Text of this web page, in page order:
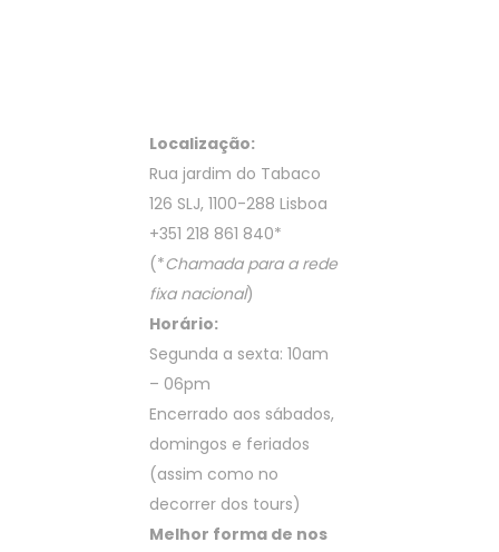
Localização:
Rua jardim do Tabaco
126 SLJ, 1100-288 Lisboa
+351 218 861 840*
(*Chamada para a rede
fixa nacional)
Horário:
Segunda a sexta: 10am
– 06pm
Encerrado aos sábados,
domingos e feriados
(assim como no
decorrer dos tours)
Melhor forma de nos